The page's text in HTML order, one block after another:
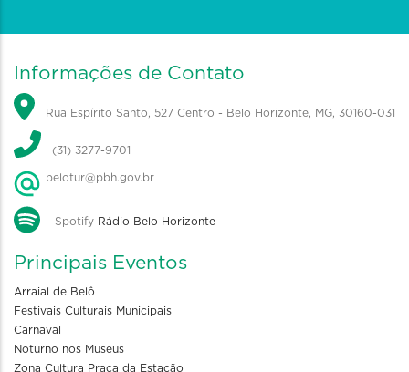
Informações de Contato
Rua Espírito Santo, 527 Centro - Belo Horizonte, MG, 30160-031
(31) 3277-9701
belotur@pbh.gov.br
Spotify Rádio Belo Horizonte
Principais Eventos
Arraial de Belô
Festivais Culturais Municipais
Carnaval
Noturno nos Museus
Zona Cultura Praça da Estação